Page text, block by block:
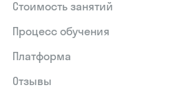
Стоимость занятий
Процесс обучения
Платформа
Отзывы